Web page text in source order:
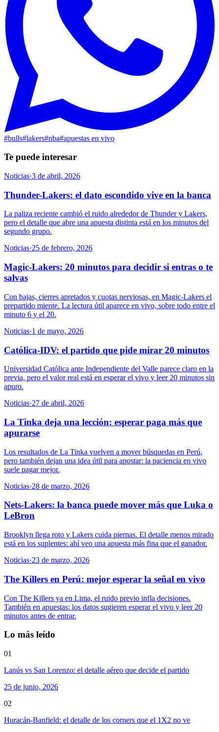
#bulls#lakers#nba#apuestas en vivo
Te puede interesar
Noticias·3 de abril, 2026
Thunder-Lakers: el dato escondido vive en la banca
La paliza reciente cambió el ruido alrededor de Thunder y Lakers,
pero el detalle que abre una apuesta distinta está en los minutos del
segundo grupo.
Noticias·25 de febrero, 2026
Magic-Lakers: 20 minutos para decidir si entras o te
salvas
Con bajas, cierres apretados y cuotas nerviosas, en Magic-Lakers el
prepartido miente. La lectura útil aparece en vivo, sobre todo entre el
minuto 6 y el 20.
Noticias·1 de mayo, 2026
Católica-IDV: el partido que pide mirar 20 minutos
Universidad Católica ante Independiente del Valle parece claro en la
previa, pero el valor real está en esperar el vivo y leer 20 minutos sin
apuro.
Noticias·27 de abril, 2026
La Tinka deja una lección: esperar paga más que
apurarse
Los resultados de La Tinka vuelven a mover búsquedas en Perú,
pero también dejan una idea útil para apostar: la paciencia en vivo
suele pagar mejor.
Noticias·28 de marzo, 2026
Nets-Lakers: la banca puede mover más que Luka o
LeBron
Brooklyn llega roto y Lakers cuida piernas. El detalle menos mirado
está en los suplentes: ahí veo una apuesta más fina que el ganador.
Noticias·23 de marzo, 2026
The Killers en Perú: mejor esperar la señal en vivo
Con The Killers ya en Lima, el ruido previo infla decisiones.
También en apuestas: los datos sugieren esperar el vivo y leer 20
minutos antes de entrar.
Lo más leído
01
Lanús vs San Lorenzo: el detalle aéreo que decide el partido
25 de junio, 2026
02
Huracán-Banfield: el detalle de los corners que el 1X2 no ve